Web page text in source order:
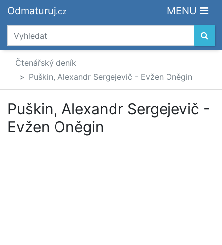
Odmaturuj.cz MENU
Čtenářský deník
Puškin, Alexandr Sergejevič - Evžen Oněgin
Puškin, Alexandr Sergejevič -
Evžen Oněgin